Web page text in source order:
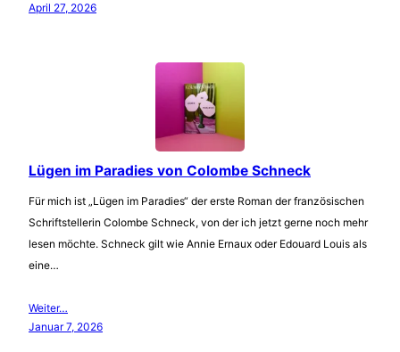
April 27, 2026
Lügen im Paradies von Colombe Schneck
Für mich ist „Lügen im Paradies“ der erste Roman der französischen
Schriftstellerin Colombe Schneck, von der ich jetzt gerne noch mehr
lesen möchte. Schneck gilt wie Annie Ernaux oder Edouard Louis als
eine…
Weiter…
Januar 7, 2026